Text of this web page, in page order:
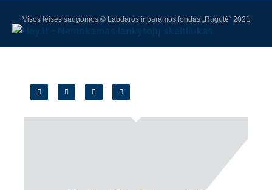
Visos teisės saugomos © Labdaros ir paramos fondas „Rugutė“ 2021